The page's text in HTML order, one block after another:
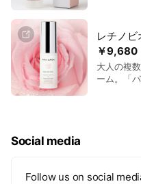
ケートゾー
￥9,680
レチノビ
大人の複
ーム。「
Social media
Follow us on social